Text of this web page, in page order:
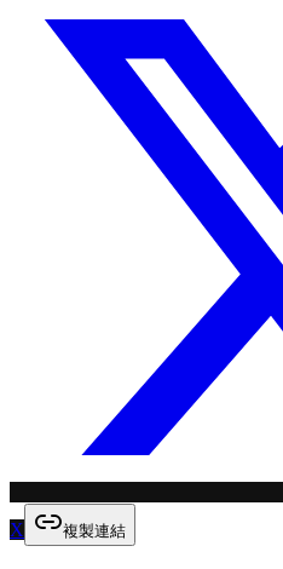
X 複製連結